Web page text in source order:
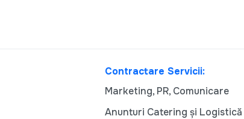
Contractare Servicii:
Marketing, PR, Comunicare
Anunturi Catering și Logistică